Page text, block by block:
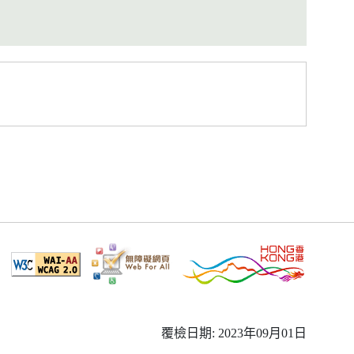
覆檢日期: 2023年09月01日